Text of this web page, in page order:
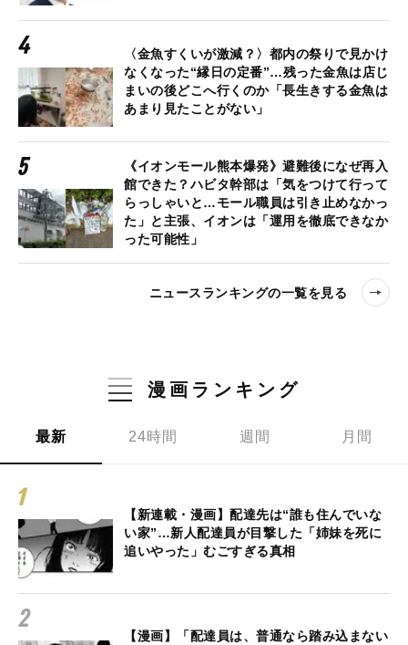
〈金魚すくいが激減？〉都内の祭りで見かけ
なくなった“縁日の定番”…残った金魚は店じ
まいの後どこへ行くのか「長生きする金魚は
あまり見たことがない」
《イオンモール熊本爆発》避難後になぜ再入
館できた？ハビタ幹部は「気をつけて行って
らっしゃいと…モール職員は引き止めなかっ
た」と主張、イオンは「運用を徹底できなか
った可能性」
ニュースランキングの一覧を見る
漫画ランキング
最新 24時間 週間 月間
【新連載・漫画】配達先は“誰も住んでいな
い家”…新人配達員が目撃した「姉妹を死に
追いやった」むごすぎる真相
【漫画】「配達員は、普通なら踏み込まない